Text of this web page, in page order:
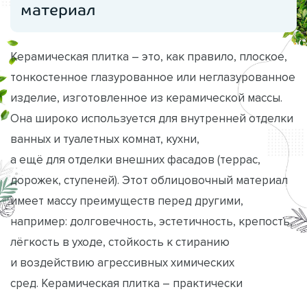
материал
Керамическая плитка – это, как правило, плоское,
тонкостенное глазурованное или неглазурованное
изделие, изготовленное из керамической массы.
Она широко используется для внутренней отделки
ванных и туалетных комнат, кухни,
а ещё для отделки внешних фасадов (террас,
дорожек, ступеней). Этот облицовочный материал
имеет массу преимуществ перед другими,
например: долговечность, эстетичность, крепость,
лёгкость в уходе, стойкость к стиранию
и воздействию агрессивных химических
сред. Керамическая плитка – практически